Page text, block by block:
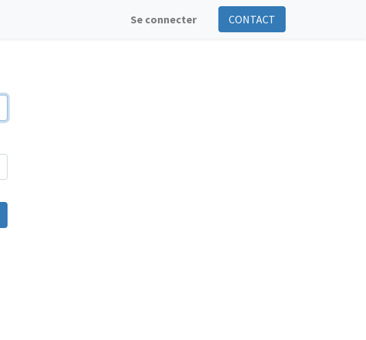
Se connecter CONTACT